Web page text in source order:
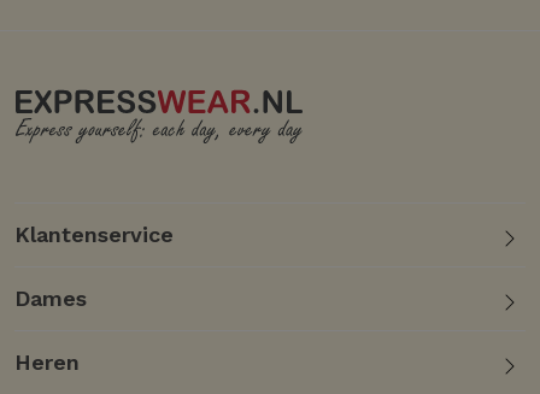
Klantenservice
Dames
Heren